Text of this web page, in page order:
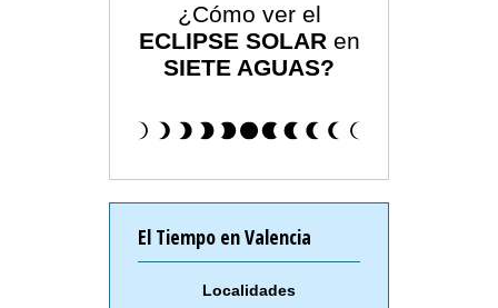
¿Cómo ver el
ECLIPSE SOLAR en
SIETE AGUAS?
El Tiempo en Valencia
Localidades